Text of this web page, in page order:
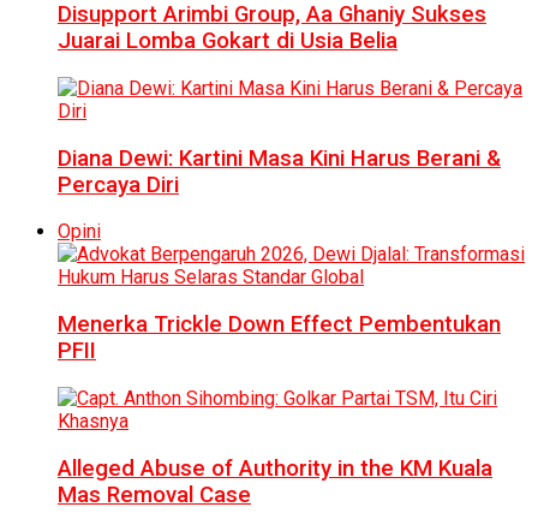
Disupport Arimbi Group, Aa Ghaniy Sukses
Juarai Lomba Gokart di Usia Belia
Diana Dewi: Kartini Masa Kini Harus Berani &
Percaya Diri
Opini
Menerka Trickle Down Effect Pembentukan
PFII
Alleged Abuse of Authority in the KM Kuala
Mas Removal Case